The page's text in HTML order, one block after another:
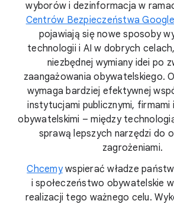
wyborów i dezinformacja w
Centrów Bezpieczeństwa Google
pojawiają się nowe sposoby
technologii i AI w dobrych
niezbędnej wymiany idei po
zaangażowania obywatelskiego.
wymaga bardziej efektywnej
instytucjami publicznymi, firmami
obywatelskimi – między
sprawą lepszych narzędzi do
zagrożeniami.
Chcemywspierać władze
i społeczeństwo obywatelskie
realizacji tego ważnego celu.